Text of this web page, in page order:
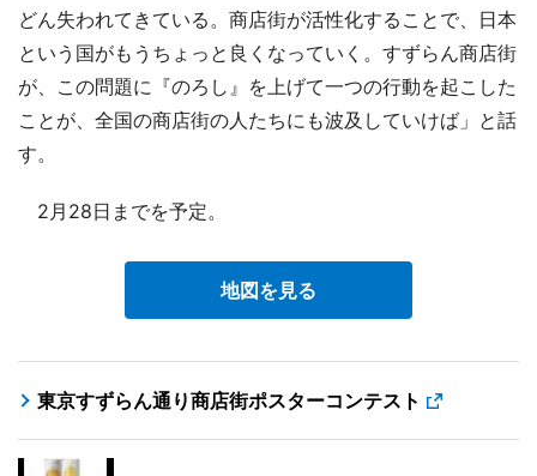
どん失われてきている。商店街が活性化することで、日本
という国がもうちょっと良くなっていく。すずらん商店街
が、この問題に『のろし』を上げて一つの行動を起こした
ことが、全国の商店街の人たちにも波及していけば」と話
す。
2月28日までを予定。
地図を見る
東京すずらん通り商店街ポスターコンテスト